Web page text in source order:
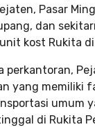
Pasar
dan
kost Rukita
perkantoran,
yang memiliki
umum
di Rukita